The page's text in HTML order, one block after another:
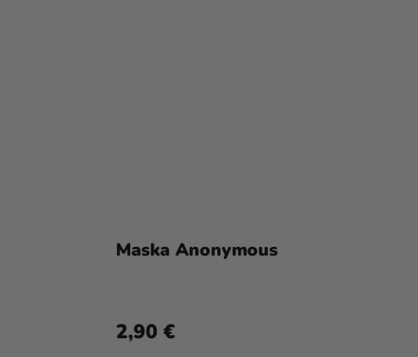
Maska Anonymous
2,90 €